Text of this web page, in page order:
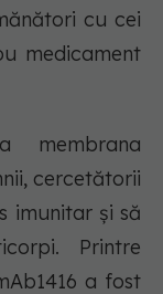
cu cei
medicament
membrana
cercetătorii
imunitar și să
Printre
a fost